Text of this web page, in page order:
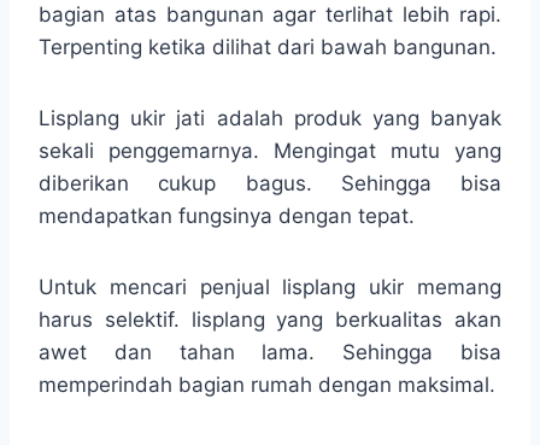
bagian atas bangunan agar terlihat lebih rapi.
Terpenting ketika dilihat dari bawah bangunan.
Lisplang ukir jati adalah produk yang banyak
sekali penggemarnya. Mengingat mutu yang
diberikan cukup bagus. Sehingga bisa
mendapatkan fungsinya dengan tepat.
Untuk mencari penjual lisplang ukir memang
harus selektif. lisplang yang berkualitas akan
awet dan tahan lama. Sehingga bisa
memperindah bagian rumah dengan maksimal.